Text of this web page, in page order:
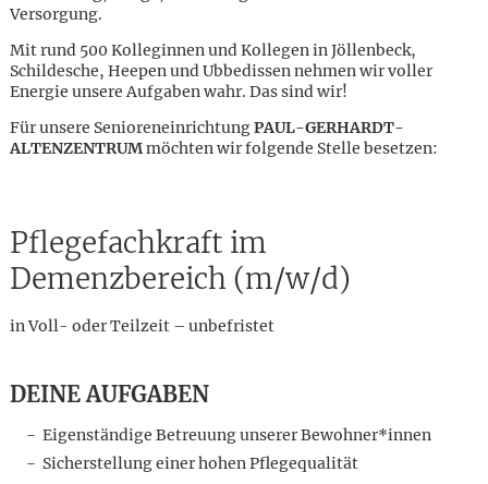
Versorgung.
Mit rund 500 Kolleginnen und Kollegen in Jöllenbeck,
Schildesche, Heepen und Ubbedissen nehmen wir voller
Energie unsere Aufgaben wahr. Das sind wir!
Für unsere SenioreneinrichtungPAUL-GERHARDT-
ALTENZENTRUMmöchten wir folgende Stelle besetzen:
Pflegefachkraft im
Demenzbereich (m/w/d)
in Voll- oder Teilzeit – unbefristet
DEINE AUFGABEN
Eigenständige Betreuung unserer Bewohner*innen
Sicherstellung einer hohen Pflegequalität